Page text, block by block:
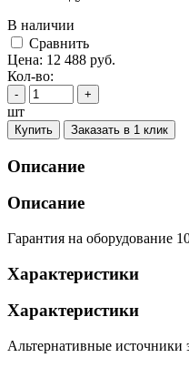
В наличии
Cравнить
Цена: 12 488 руб.
Кол-во:
- +
шт
Купить Заказать в 1 клик
Описание
Описание
Гарантия на оборудование
Характеристики
Характеристики
Альтернативные источники